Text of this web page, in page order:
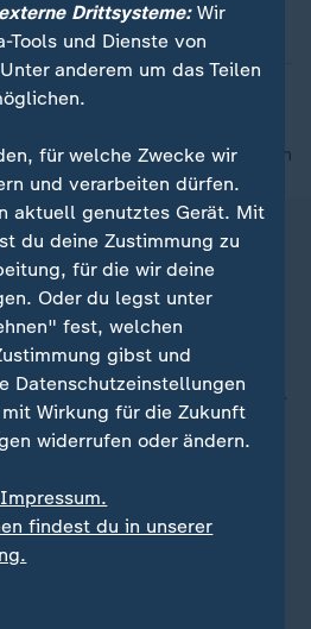
nach oben
Drittsysteme:Wir
Tools und Dienste von
anderem um das Teilen
für welche Zwecke wir
und verarbeiten dürfen.
aktuell genutztes Gerät. Mit
du deine Zustimmung zu
für die wir deine
Oder du legst unter
fest, welchen
gibst und
Datenschutzeinstellungen
Wirkung für die Zukunft
widerrufen oder ändern.
findest du in unserer